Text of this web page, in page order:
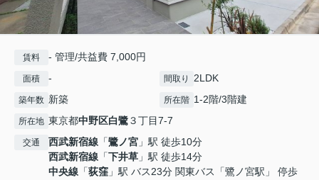
賃料 - 管理/共益費 7,000円
面積 - 間取り 2LDK
築年数 新築 所在階 1-2階/3階建
所在地 東京都中野区白鷺３丁目7-7
交通 西武新宿線 「鷺ノ宮 」駅 徒歩10分
西武新宿線 「下井草 」駅 徒歩14分
中央線 「荻窪 」駅 バス23分 関東バス「鷺ノ宮駅」 停歩